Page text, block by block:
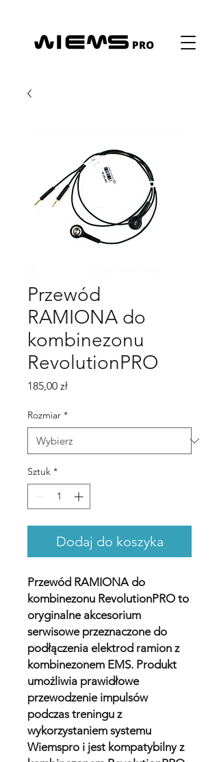
Przewód
RAMIONA do
kombinezonu
RevolutionPRO
185,00 złCena
Rozmiar *
Sztuk *
Dodaj do koszyka
Przewód RAMIONA do
kombinezonu RevolutionPRO to
oryginalne akcesorium
serwisowe przeznaczone do
podłączenia elektrod ramion z
kombinezonem EMS. Produkt
umożliwia prawidłowe
przewodzenie impulsów
podczas treningu z
wykorzystaniem systemu
Wiemspro i jest kompatybilny z